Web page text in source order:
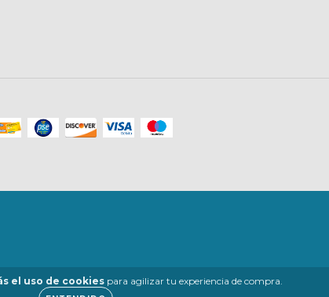
el uso de cookies para agilizar tu experiencia de compra.